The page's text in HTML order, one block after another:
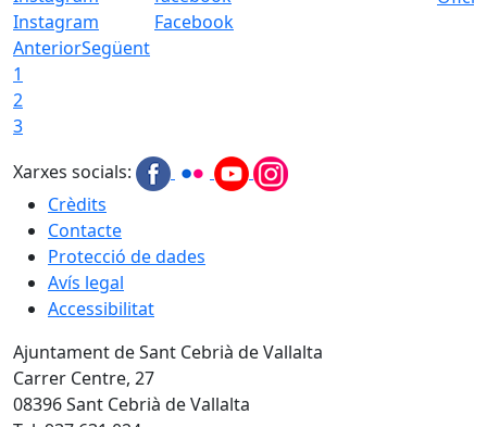
Instagram Facebook
AnteriorSegüent
1
2
3
Xarxes socials:
Crèdits
Contacte
Protecció de dades
Avís legal
Accessibilitat
Ajuntament de Sant Cebrià de Vallalta
Carrer Centre, 27
08396 Sant Cebrià de Vallalta